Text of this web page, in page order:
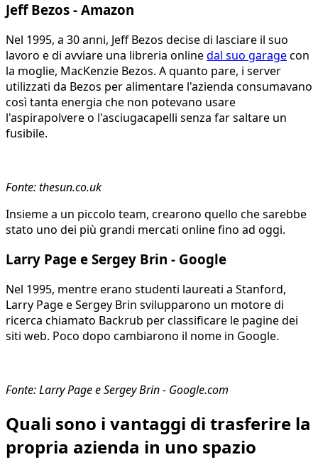
Jeff Bezos - Amazon
Nel 1995, a 30 anni, Jeff Bezos decise di lasciare il suo
lavoro e di avviare una libreria onlinedal suo garagecon
la moglie, MacKenzie Bezos. A quanto pare, i server
utilizzati da Bezos per alimentare l'azienda consumavano
così tanta energia che non potevano usare
l'aspirapolvere o l'asciugacapelli senza far saltare un
fusibile.
Fonte: thesun.co.uk
Insieme a un piccolo team, crearono quello che sarebbe
stato uno dei più grandi mercati online fino ad oggi.
Larry Page e Sergey Brin - Google
Nel 1995, mentre erano studenti laureati a Stanford,
Larry Page e Sergey Brin svilupparono un motore di
ricerca chiamato Backrub per classificare le pagine dei
siti web. Poco dopo cambiarono il nome in Google.
Fonte: Larry Page e Sergey Brin - Google.com
Quali sono i vantaggi di trasferire la
propria azienda in uno spazio